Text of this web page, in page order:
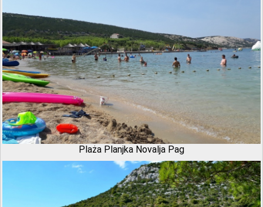
Plaża Planjka Novalja Pag